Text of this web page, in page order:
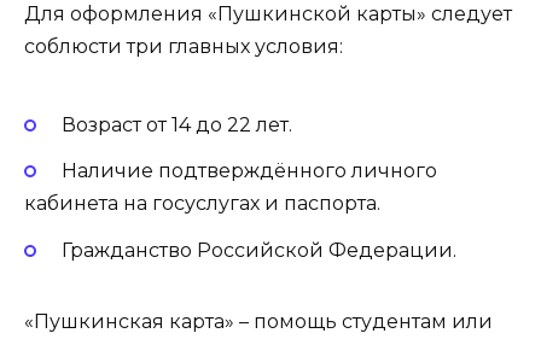
Для оформления «Пушкинской карты» следует
соблюсти три главных условия:
Возраст от 14 до 22 лет.
Наличие подтверждённого личного
кабинета на госуслугах и паспорта.
Гражданство Российской Федерации.
«Пушкинская карта» – помощь студентам или